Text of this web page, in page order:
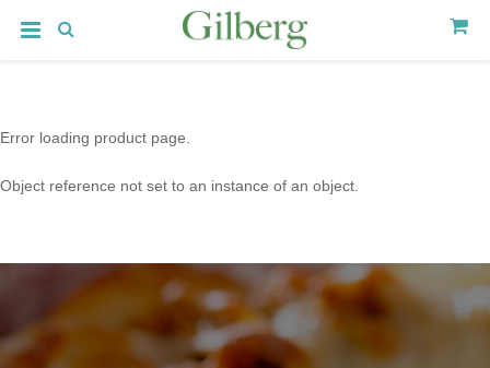
Error loading product page.
Object reference not set to an instance of an object.